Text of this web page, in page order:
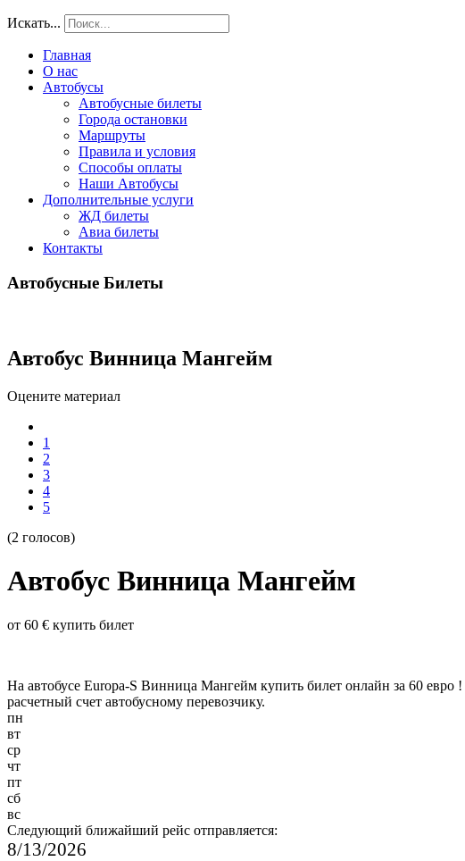
Искать...
Главная
О нас
Автобусы
Автобусные билеты
Города остановки
Маршруты
Правила и условия
Способы оплаты
Наши Автобусы
Дополнительные услуги
ЖД билеты
Авиа билеты
Контакты
Автобусные Билеты
Автобус Винница Мангейм
Оцените материал
1
2
3
4
5
(2 голосов)
Автобус Винница Мангейм
от 60 € купить билет
На автобусе Europa-S Винница Мангейм купить билет онлайн за 60
расчетный счет автобусному перевозчику.
пн
вт
ср
чт
пт
сб
вс
Следующий ближайший рейс отправляется:
8/13/2026